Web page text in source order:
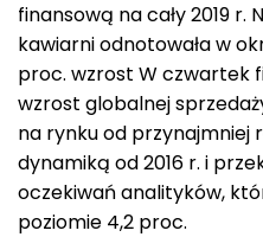
finansową na cały 2019 r.
kawiarni odnotowała w
proc. wzrost W czwartek
wzrost globalnej
na rynku od przynajmniej
dynamiką od 2016 r. i
oczekiwań analityków,
poziomie 4,2 proc.